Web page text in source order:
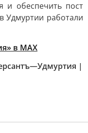
и обеспечить пост
Удмуртии работали
в MAX
|